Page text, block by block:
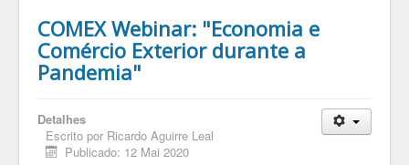
COMEX Webinar: "Economia e
Comércio Exterior durante a
Pandemia"
Detalhes
Escrito por Ricardo Aguirre Leal
Publicado: 12 Mai 2020